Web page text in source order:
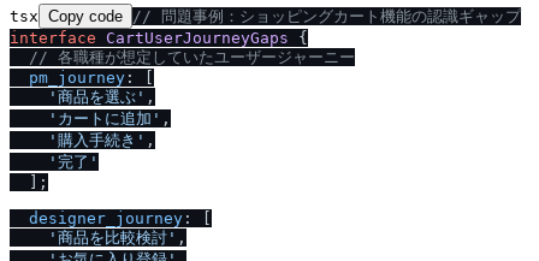
tsx Copy code // 問題事例：ショッピングカート機能の認識ギャップ
interface
CartUserJourneyGaps {
// 各職種が想定していたユーザージャーニー
pm_journey : [
'商品を選ぶ' ,
'カートに追加' ,
'購入手続き' ,
'完了'
  ];
designer_journey : [
'商品を比較検討' ,